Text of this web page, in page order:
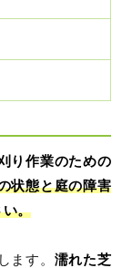
り作業のための
状態と庭の障害
い。
ます。 濡れた芝